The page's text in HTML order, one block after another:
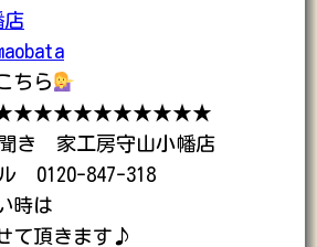
店
ちら
き 家工房守山小幡店
0120-847-318
時は
て頂きます♪